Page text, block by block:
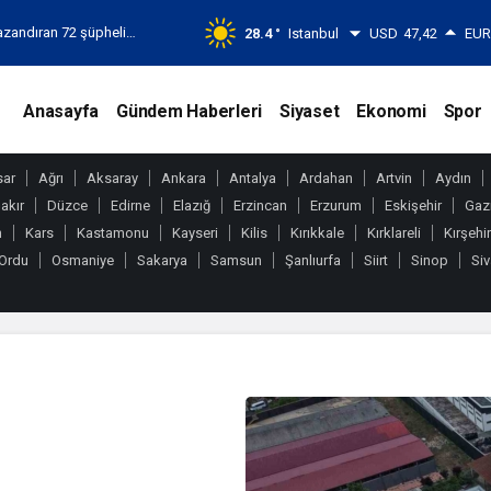
72 şüpheli 28.4 ° Istanbul USD 47,42
Anasayfa Gündem Haberleri Siyaset Ekonomi Spor
Ağrı Aksaray Ankara Antalya Ardahan Artvin
Aydın
Düzce Edirne Elazığ Erzincan Erzurum Eskişehir
Kars Kastamonu Kayseri Kilis Kırıkkale Kırklareli
Kırşehir
Osmaniye Sakarya Samsun Şanlıurfa Siirt Sinop